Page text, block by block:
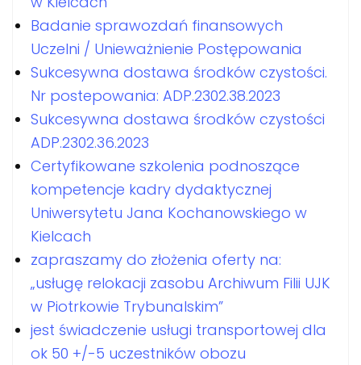
Badanie sprawozdań finansowych
Uczelni / Unieważnienie Postępowania
Sukcesywna dostawa środków czystości.
Nr postepowania: ADP.2302.38.2023
Sukcesywna dostawa środków czystości
ADP.2302.36.2023
Certyfikowane szkolenia podnoszące
kompetencje kadry dydaktycznej
Uniwersytetu Jana Kochanowskiego w
Kielcach
zapraszamy do złożenia oferty na:
„usługę relokacji zasobu Archiwum Filii UJK
w Piotrkowie Trybunalskim”
jest świadczenie usługi transportowej dla
ok 50 +/-5 uczestników obozu